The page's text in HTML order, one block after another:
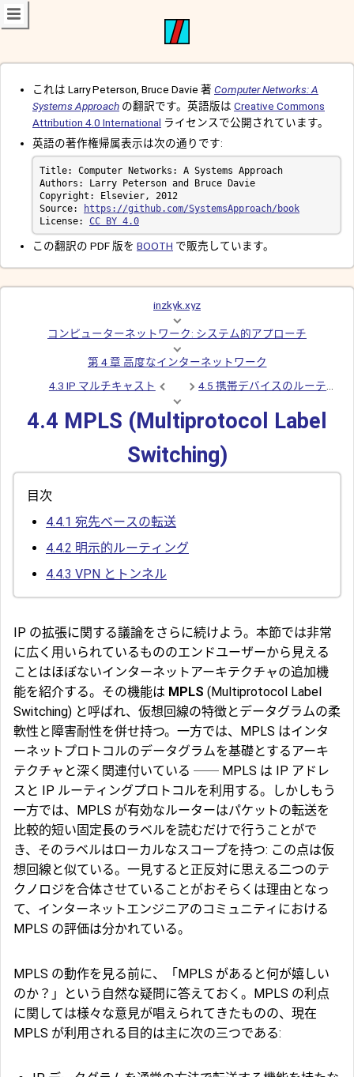
これは Larry Peterson, Bruce Davie 著 Computer Networks: A
Systems Approach の翻訳です。英語版は Creative Commons
Attribution 4.0 International ライセンスで公開されています。
英語の著作権帰属表示は次の通りです:
Source:
https://github.com/SystemsApproach/book
License: CC BY 4.0
この翻訳の PDF 版を BOOTH で販売しています。
inzkyk.xyz
コンピューターネットワーク: システム的アプローチ
第 4 章 高度なインターネットワーク
4.3 IP マルチキャスト
4.5 携帯デバイスのルーティン
4.4 MPLS (Multiprotocol Label
Switching)
目次
4.4.1 宛先ベースの転送
4.4.2 明示的ルーティング
4.4.3 VPN とトンネル
IP の拡張に関する議論をさらに続けよう。本節では非常
に広く用いられているもののエンドユーザーから見える
ことはほぼないインターネットアーキテクチャの追加機
能を紹介する。その機能は MPLS (Multiprotocol Label
Switching) と呼ばれ、仮想回線の特徴とデータグラムの柔
軟性と障害耐性を併せ持つ。一方では、MPLS はインタ
ーネットプロトコルのデータグラムを基礎とするアーキ
テクチャと深く関連付いている ── MPLS は IP アドレ
スと IP ルーティングプロトコルを利用する。しかしもう
一方では、MPLS が有効なルーターはパケットの転送を
比較的短い固定長のラベルを読むだけで行うことがで
き、そのラベルはローカルなスコープを持つ: この点は仮
想回線と似ている。一見すると正反対に思える二つのテ
クノロジを合体させていることがおそらくは理由となっ
て、インターネットエンジニアのコミュニティにおける
MPLS の評価は分かれている。
MPLS の動作を見る前に、「MPLS があると何が嬉しい
のか？」という自然な疑問に答えておく。MPLS の利点
に関しては様々な意見が唱えられてきたものの、現在
MPLS が利用される目的は主に次の三つである: